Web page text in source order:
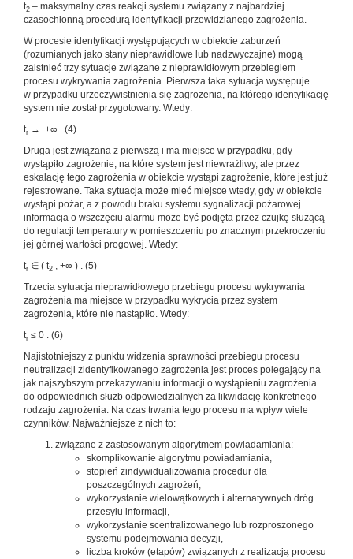
t2 – maksymalny czas reakcji systemu związany z najbardziej
czasochłonną procedurą identyfikacji przewidzianego zagrożenia.
W procesie identyfikacji występujących w obiekcie zaburzeń
(rozumianych jako stany nieprawidłowe lub nadzwyczajne) mogą
zaistnieć trzy sytuacje związane z nieprawidłowym przebiegiem
procesu wykrywania zagrożenia. Pierwsza taka sytuacja występuje
w przypadku urzeczywistnienia się zagrożenia, na którego identyfikację
system nie został przygotowany. Wtedy:
tr → +∞ . (4)
Druga jest związana z pierwszą i ma miejsce w przypadku, gdy
wystąpiło zagrożenie, na które system jest niewrażliwy, ale przez
eskalację tego zagrożenia w obiekcie wystąpi zagrożenie, które jest już
rejestrowane. Taka sytuacja może mieć miejsce wtedy, gdy w obiekcie
wystąpi pożar, a z powodu braku systemu sygnalizacji pożarowej
informacja o wszczęciu alarmu może być podjęta przez czujkę służącą
do regulacji temperatury w pomieszczeniu po znacznym przekroczeniu
jej górnej wartości progowej. Wtedy:
tr ∈ ( t2 , +∞ ) . (5)
Trzecia sytuacja nieprawidłowego przebiegu procesu wykrywania
zagrożenia ma miejsce w przypadku wykrycia przez system
zagrożenia, które nie nastąpiło. Wtedy:
tr ≤ 0 . (6)
Najistotniejszy z punktu widzenia sprawności przebiegu procesu
neutralizacji zidentyfikowanego zagrożenia jest proces polegający na
jak najszybszym przekazywaniu informacji o wystąpieniu zagrożenia
do odpowiednich służb odpowiedzialnych za likwidację konkretnego
rodzaju zagrożenia. Na czas trwania tego procesu ma wpływ wiele
czynników. Najważniejsze z nich to:
związane z zastosowanym algorytmem powiadamiania:
skomplikowanie algorytmu powiadamiania,
stopień zindywidualizowania procedur dla
poszczególnych zagrożeń,
wykorzystanie wielowątkowych i alternatywnych dróg
przesyłu informacji,
wykorzystanie scentralizowanego lub rozproszonego
systemu podejmowania decyzji,
liczba kroków (etapów) związanych z realizacją procesu